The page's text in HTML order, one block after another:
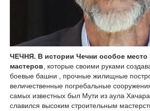
ЧЕЧНЯ. В истории Чечни особое
мастеров, которые своими руками
боевые башни , прочные жилищные
величественные погребальные
самых известных был Мути из аула
славился высоким строительным